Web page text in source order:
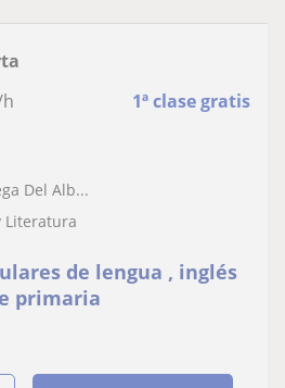
1ª clase gratis
Del Alb...
Literatura
de lengua , inglés
primaria